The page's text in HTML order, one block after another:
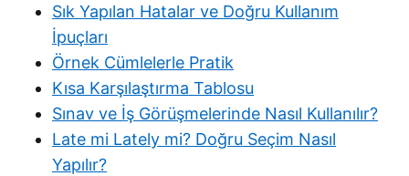
Sık Yapılan Hatalar ve Doğru Kullanım
İpuçları
Örnek Cümlelerle Pratik
Kısa Karşılaştırma Tablosu
Sınav ve İş Görüşmelerinde Nasıl Kullanılır?
Late mi Lately mi? Doğru Seçim Nasıl
Yapılır?